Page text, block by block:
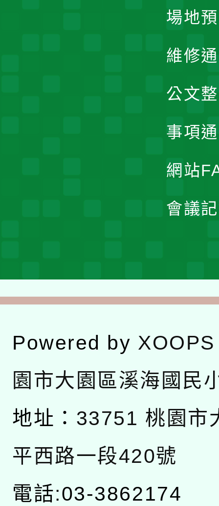
場地
維修
公文
事項
網站
會議
Powered by XOOPS
園市大園區溪海國民
地址： 33751 桃園市
平西路一段420號
電話:03-3862174